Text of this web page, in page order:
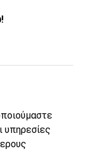
υπηρεσίες